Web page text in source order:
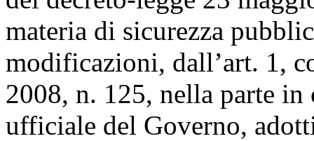
materia di sicurezza
modificazioni, dall’art. 1,
2008, n. 125, nella parte in
ufficiale del Governo,